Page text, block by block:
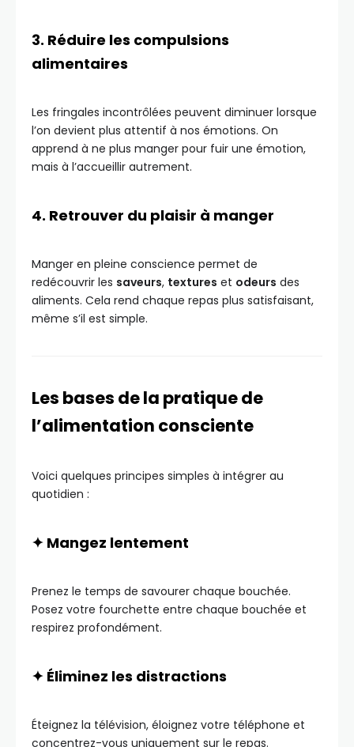
3. Réduire les compulsions
alimentaires
Les fringales incontrôlées peuvent diminuer lorsque
l’on devient plus attentif à nos émotions. On
apprend à ne plus manger pour fuir une émotion,
mais à l’accueillir autrement.
4. Retrouver du plaisir à manger
Manger en pleine conscience permet de
redécouvrir les saveurs, textures et odeurs des
aliments. Cela rend chaque repas plus satisfaisant,
même s’il est simple.
Les bases de la pratique de
l’alimentation consciente
Voici quelques principes simples à intégrer au
quotidien :
✦ Mangez lentement
Prenez le temps de savourer chaque bouchée.
Posez votre fourchette entre chaque bouchée et
respirez profondément.
✦ Éliminez les distractions
Éteignez la télévision, éloignez votre téléphone et
concentrez-vous uniquement sur le repas.